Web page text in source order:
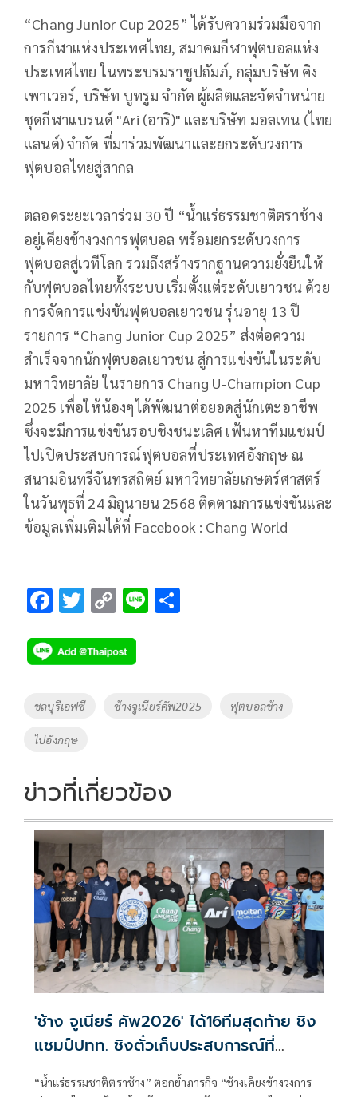
“Chang Junior Cup 2025” ได้รับความร่วมมือจาก
การกีฬาแห่งประเทศไทย, สมาคมกีฬาฟุตบอลแห่ง
ประเทศไทย ในพระบรมราชูปถัมภ์, กลุ่มบริษัท คิง
เพาเวอร์, บริษัท บูทรูม จำกัด ผู้ผลิตและจัดจำหน่าย
ชุดกีฬาแบรนด์ "Ari (อาริ)" และบริษัท มอลเทน (ไทย
แลนด์) จำกัด ที่มาร่วมพัฒนาและยกระดับวงการ
ฟุตบอลไทยสู่สากล
ตลอดระยะเวลาร่วม 30 ปี “น้ำแร่ธรรมชาติตราช้าง
อยู่เคียงข้างวงการฟุตบอล พร้อมยกระดับวงการ
ฟุตบอลสู่เวทีโลก รวมถึงสร้างรากฐานความยั่งยืนให้
กับฟุตบอลไทยทั้งระบบ เริ่มตั้งแต่ระดับเยาวชน ด้วย
การจัดการแข่งขันฟุตบอลเยาวชน รุ่นอายุ 13 ปี
รายการ “Chang Junior Cup 2025” ส่งต่อความ
สำเร็จจากนักฟุตบอลเยาวชน สู่การแข่งขันในระดับ
มหาวิทยาลัย ในรายการ Chang U-Champion Cup
2025 เพื่อให้น้องๆได้พัฒนาต่อยอดสู่นักเตะอาชีพ
ซึ่งจะมีการแข่งขันรอบชิงชนะเลิศ เฟ้นหาทีมแชมป์
ไปเปิดประสบการณ์ฟุตบอลที่ประเทศอังกฤษ ณ
สนามอินทรีจันทรสถิตย์ มหาวิทยาลัยเกษตร์ศาสตร์
ในวันพุธที่ 24 มิถุนายน 2568 ติดตามการแข่งขันและ
ข้อมูลเพิ่มเติมได้ที่ Facebook : Chang World
F
e
b
o
o
k
T
tt
er
C
p
y
Li
Li
Tags
ชลบุรีเอฟซี ช้างจูเนียร์คัพ2025 ฟุตบอลช้าง
ไปอังกฤษ
ข่าวที่เกี่ยวข้อง
'ช้าง จูเนียร์ คัพ2026' ได้16ทีมสุดท้าย ชิง
แชมป์ปทท. ชิงตั๋วเก็บประสบการณ์ที่
อังกฤษ
“น้ำแร่ธรรมชาติตราช้าง” ตอกย้ำภารกิจ “ช้างเคียงข้างวงการ